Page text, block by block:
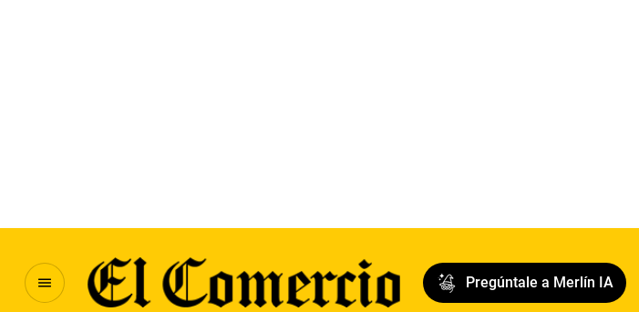
Pregúntale a Merlín IA